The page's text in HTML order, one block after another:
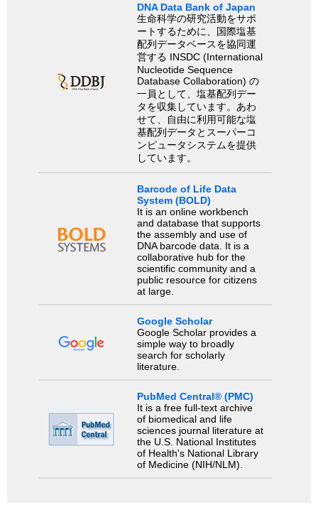
DNA Data Bank of Japan
生命科学の研究活動をサポ
ートするために、国際塩基
配列データベースを協同運
営する INSDC (International
Nucleotide Sequence
Database Collaboration) の
一員として、塩基配列デー
タを収集しています。あわ
せて、自由に利用可能な塩
基配列データとスーパーコ
ンピュータシステムを提供
しています。
Barcode of Life Data
System (BOLD)
It is an online workbench
and database that supports
the assembly and use of
DNA barcode data. It is a
collaborative hub for the
scientific community and a
public resource for citizens
at large.
Google Scholar
Google Scholar provides a
simple way to broadly
search for scholarly
literature.
PubMed Central® (PMC)
It is a free full-text archive
of biomedical and life
sciences journal literature at
the U.S. National Institutes
of Health's National Library
of Medicine (NIH/NLM).